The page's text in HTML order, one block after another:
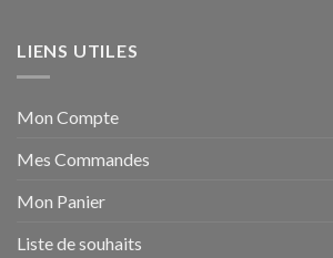
LIENS UTILES
Mon Compte
Mes Commandes
Mon Panier
Liste de souhaits